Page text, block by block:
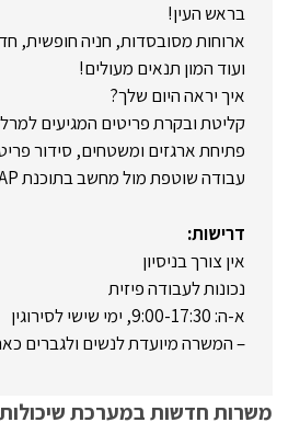
בראש העין!
ארוחות מסובסדות, חניה חופשית,
ועוד המון תנאים מעולים!
איך יראה היום שלך?
קליטת ובקרת פריטים המגיעים
פתיחת ארגזים ומשטחים, סידור
עבודה שוטפת מול מחשב בתוכנת SAP
דרישות:
אין צורך בניסיון
נכונות לעבודה פיזית
א-ה: 9:00-17:30, ימי שישי לסירוגין
– המשרה מיועדת לנשים ולגברים
משרות חדשות במערכת שיכולות